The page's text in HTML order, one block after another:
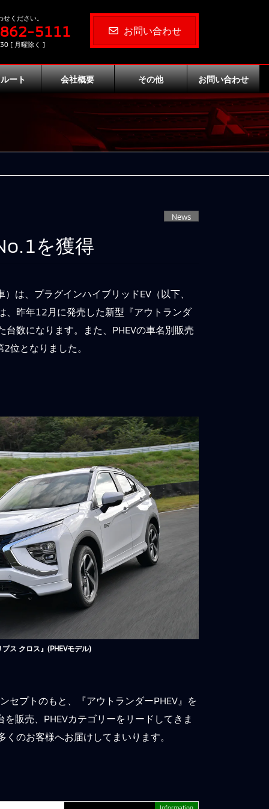
ください。
5111
[ 月曜除く ]
お問い合わせ
ート 会社概要 その他 お問い合わせ
News
を獲得
は、プラグインハイブリッドEV（以下、
、昨年12月に発売した新型『アウトランダ
台数になります。また、PHEVの車名別販売
位となりました。
ス クロス』(PHEVモデル)
セプトのもと、『アウトランダーPHEV』を
販売、PHEVカテゴリーをリードしてきま
のお客様へお届けしてまいります。
Information